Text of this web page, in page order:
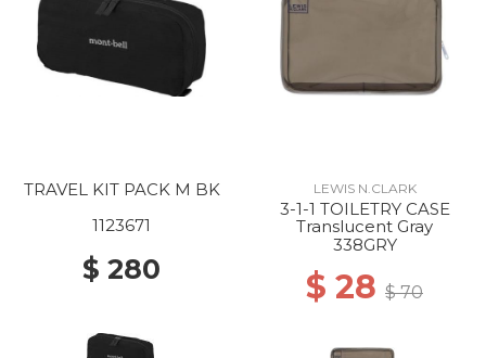
TRAVEL KIT PACK M BK
1123671
$ 280
LEWIS N.CLARK
3-1-1 TOILETRY CASE
Translucent Gray
338GRY
$ 28 $ 70